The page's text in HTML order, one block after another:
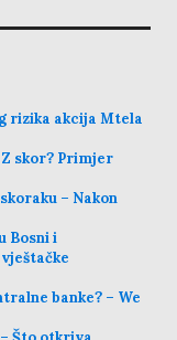
rizika akcija Mtela
skor? Primjer
– Nakon
Bosni i
banke? – We